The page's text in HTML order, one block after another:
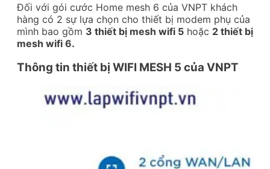
Đối với gói cước Home mesh 6 của VNPT khách
hàng có 2 sự lựa chọn cho thiết bị modem phụ của
mình bao gồm 3 thiết bị mesh wifi 5 hoặc 2 thiết bị
mesh wifi 6.
Thông tin thiết bị WIFI MESH 5 của VNPT